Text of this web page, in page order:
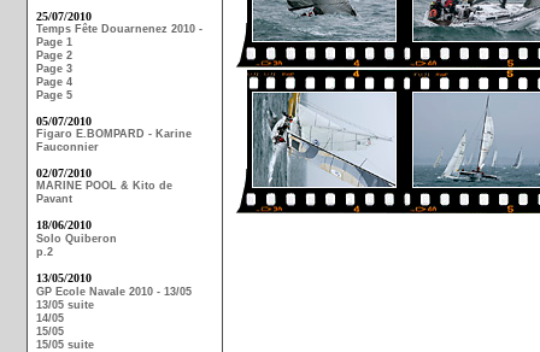
25/07/2010
Temps Fête Douarnenez 2010 -
Page 1
Page 2
Page 3
Page 4
Page 5
05/07/2010
Figaro E.BOMPARD - Karine
Fauconnier
02/07/2010
MARINE POOL & Kito de
Pavant
18/06/2010
Solo Quiberon
p.2
13/05/2010
GP Ecole Navale 2010 - 13/05
13/05 suite
14/05
15/05
15/05 suite